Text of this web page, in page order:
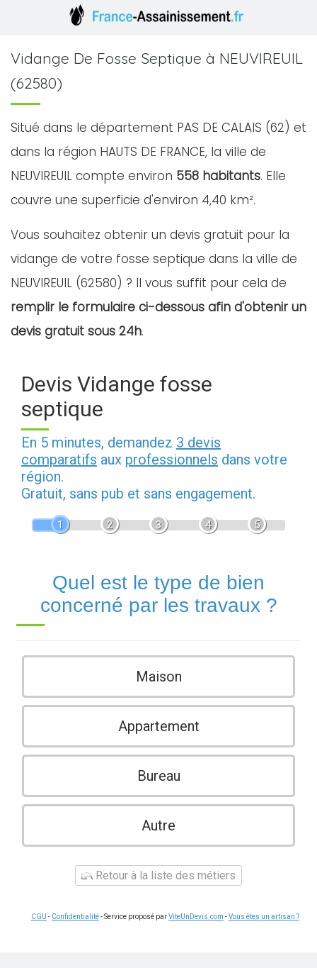
Vidange De Fosse Septique à NEUVIREUIL
(62580)
Situé dans le département PAS DE CALAIS (62) et
dans la région HAUTS DE FRANCE, la ville de
NEUVIREUIL compte environ 558 habitants. Elle
couvre une superficie d'environ 4,40 km².
Vous souhaitez obtenir un devis gratuit pour la
vidange de votre fosse septique dans la ville de
NEUVIREUIL (62580) ? Il vous suffit pour cela de
remplir le formulaire ci-dessous afin d'obtenir un
devis gratuit sous 24h.
Devis Vidange fosse
septique
En 5 minutes, demandez 3 devis
comparatifs aux professionnels dans votre
région.
Gratuit, sans pub et sans engagement.
1 2 3 4 5
Quel est le type de bien
concerné par les travaux ?
Maison
Appartement
Bureau
Autre
Retour à la liste des métiers
CGU - Confidentialité- Service proposé parViteUnDevis.com -Vous êtes un artisan ?